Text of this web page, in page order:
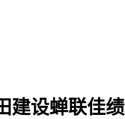
建设蝉联佳绩